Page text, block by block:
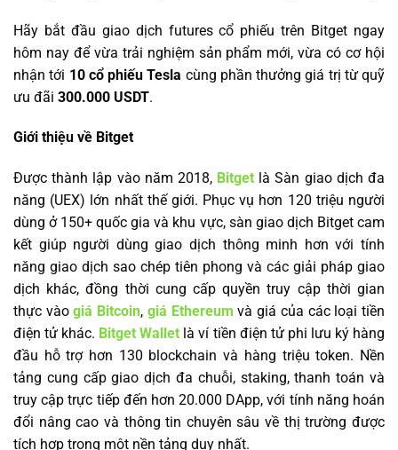
Hãy bắt đầu giao dịch futures cổ phiếu trên Bitget ngay
hôm nay để vừa trải nghiệm sản phẩm mới, vừa có cơ hội
nhận tới 10 cổ phiếu Tesla cùng phần thưởng giá trị từ quỹ
ưu đãi 300.000 USDT.
Giới thiệu về Bitget
Được thành lập vào năm 2018, Bitget là Sàn giao dịch đa
năng (UEX) lớn nhất thế giới. Phục vụ hơn 120 triệu người
dùng ở 150+ quốc gia và khu vực, sàn giao dịch Bitget cam
kết giúp người dùng giao dịch thông minh hơn với tính
năng giao dịch sao chép tiên phong và các giải pháp giao
dịch khác, đồng thời cung cấp quyền truy cập thời gian
thực vàogiá Bitcoin, giá Ethereum và giá của các loại tiền
điện tử khác. Bitget Wallet là ví tiền điện tử phi lưu ký hàng
đầu hỗ trợ hơn 130 blockchain và hàng triệu token. Nền
tảng cung cấp giao dịch đa chuỗi, staking, thanh toán và
truy cập trực tiếp đến hơn 20.000 DApp, với tính năng hoán
đổi nâng cao và thông tin chuyên sâu về thị trường được
tích hợp trong một nền tảng duy nhất.